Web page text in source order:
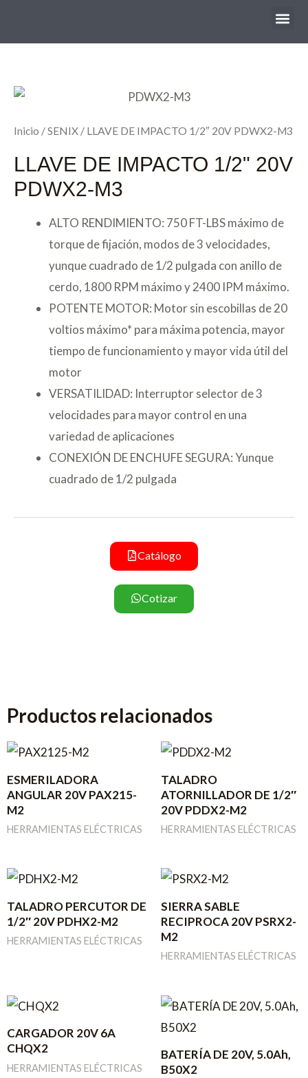
Inicio /SENIX / LLAVE DE IMPACTO 1/2″ 20V PDWX2-M3
LLAVE DE IMPACTO 1/2" 20V
PDWX2-M3
ALTO RENDIMIENTO: 750 FT-LBS máximo de
torque de fijación, modos de 3 velocidades,
yunque cuadrado de 1/2 pulgada con anillo de
cerdo, 1800 RPM máximo y 2400 IPM máximo.
POTENTE MOTOR: Motor sin escobillas de 20
voltios máximo* para máxima potencia, mayor
tiempo de funcionamiento y mayor vida útil del
motor
VERSATILIDAD: Interruptor selector de 3
velocidades para mayor control en una
variedad de aplicaciones
CONEXIÓN DE ENCHUFE SEGURA: Yunque
cuadrado de 1/2 pulgada
Catálogo
Cotizar
Productos relacionados
ESMERILADORA
ANGULAR 20V PAX215-
M2
HERRAMIENTAS ELÉCTRICAS
TALADRO
ATORNILLADOR DE 1/2″
20V PDDX2-M2
HERRAMIENTAS ELÉCTRICAS
TALADRO PERCUTOR DE
1/2″ 20V PDHX2-M2
HERRAMIENTAS ELÉCTRICAS
SIERRA SABLE
RECIPROCA 20V PSRX2-
M2
HERRAMIENTAS ELÉCTRICAS
CARGADOR 20V 6A
CHQX2
HERRAMIENTAS ELÉCTRICAS
BATERÍA DE 20V, 5.0Ah,
B50X2